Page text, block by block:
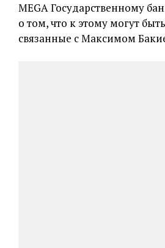
MEGA Государственному
о том, что к этому могут
связанные с Максимом